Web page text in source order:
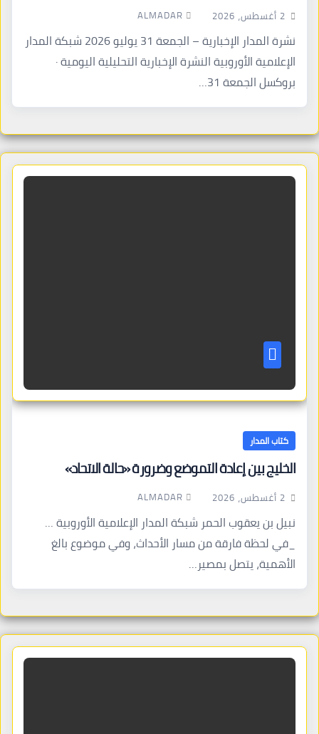
2 أغسطس، 2026 ALMADAR
نشرة المدار الإخبارية – الجمعة 31 يوليو 2026 شبكة المدار
الإعلامية الأوروبية النشرة الإخبارية التحليلية اليومية ·
بروكسل الجمعة 31…
كتاب المدار
الخليج بين إعادة التموضع وضرورة «حالة الاتحاد»
2 أغسطس، 2026 ALMADAR
نبيل بن يعقوب الحمر شبكة المدار الإعلامية الأوروبية …
_في لحظة فارقة من مسار الأحداث، وفي موضوع بالغ
الأهمية، يتصل بمصير…